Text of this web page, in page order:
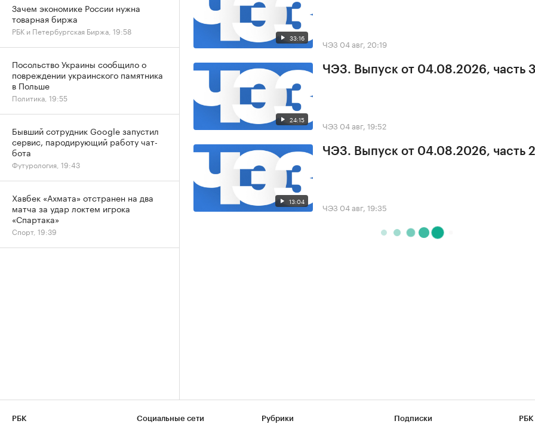
33:16 ЧЭЗ 04 авг, 20:19
24:15
ЧЭЗ. Выпуск от 04.08.2026, часть
ЧЭЗ 04 авг, 19:52
13:04
ЧЭЗ. Выпуск от 04.08.2026, часть 2
ЧЭЗ 04 авг, 19:35
Зачем экономике России нужна
товарная биржа
РБК и Петербургская Биржа, 19:58
Посольство Украины сообщило о
повреждении украинского памятника
в Польше
Политика, 19:55
Бывший сотрудник Google запустил
сервис, пародирующий работу чат-
бота
Футурология, 19:43
Хавбек «Ахмата» отстранен на два
матча за удар локтем игрока
«Спартака»
Спорт, 19:39
РБК Социальные сети Рубрики Подписки РБК